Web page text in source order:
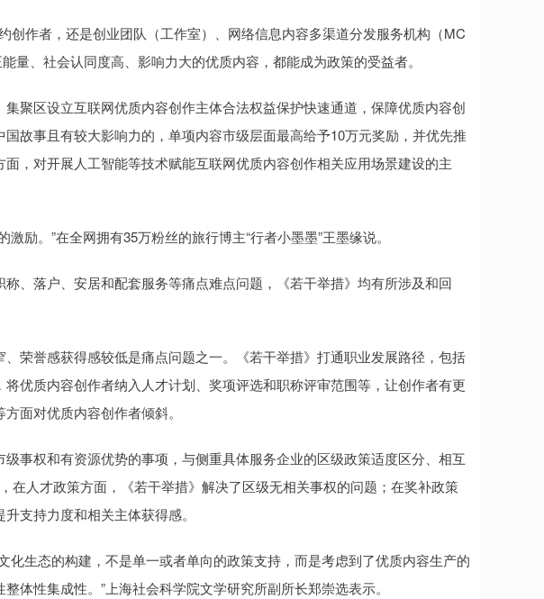
作者，还是创业团队（工作室）、网络信息内容多渠道分发服务机构（MC
、社会认同度高、影响力大的优质内容，都能成为政策的受益者。
区设立互联网优质内容创作主体合法权益保护快速通道，保障优质内容创
故事且有较大影响力的，单项内容市级层面最高给予10万元奖励，并优先推
，对开展人工智能等技术赋能互联网优质内容创作相关应用场景建设的主
。”在全网拥有35万粉丝的旅行博主“行者小墨墨”王墨缘说。
落户、安居和配套服务等痛点难点问题，《若干举措》均有所涉及和回
誉感获得感较低是痛点问题之一。《若干举措》打通职业发展路径，包括
优质内容创作者纳入人才计划、奖项评选和职称评审范围等，让创作者有更
面对优质内容创作者倾斜。
权和有资源优势的事项，与侧重具体服务企业的区级政策适度区分、相互
在人才政策方面，《若干举措》解决了区级无相关事权的问题；在奖补政策
支持力度和相关主体获得感。
生态的构建，不是单一或者单向的政策支持，而是考虑到了优质内容生产的
体性集成性。”上海社会科学院文学研究所副所长郑崇选表示。